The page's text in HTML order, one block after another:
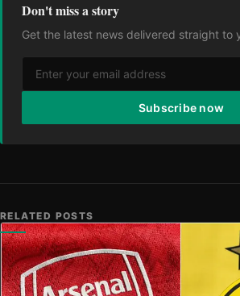
Don't miss a story
Get the latest news delivered straight to
Subscribe now
RELATED POSTS